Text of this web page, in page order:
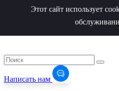
Написать нам
Этот сайт использует